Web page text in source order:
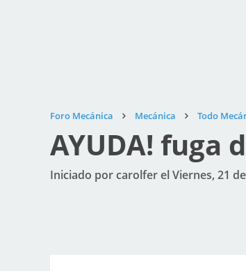
Foro Mecánica Mecánica Todo
AYUDA! fuga
Iniciado por carolfer el Viernes, 21